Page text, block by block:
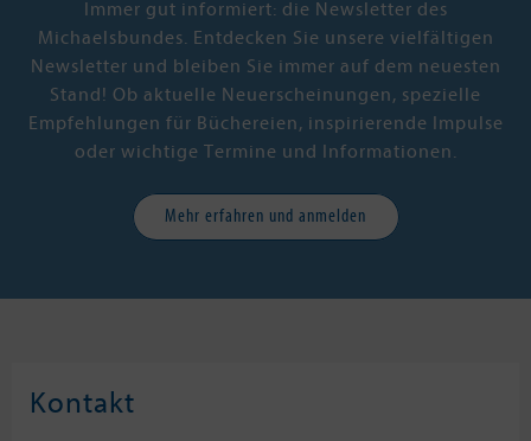
Immer gut informiert: die Newsletter des
Michaelsbundes. Entdecken Sie unsere vielfältigen
Newsletter und bleiben Sie immer auf dem neuesten
Stand! Ob aktuelle Neuerscheinungen, spezielle
Empfehlungen für Büchereien, inspirierende Impulse
oder wichtige Termine und Informationen.
Mehr erfahren und anmelden
Kontakt